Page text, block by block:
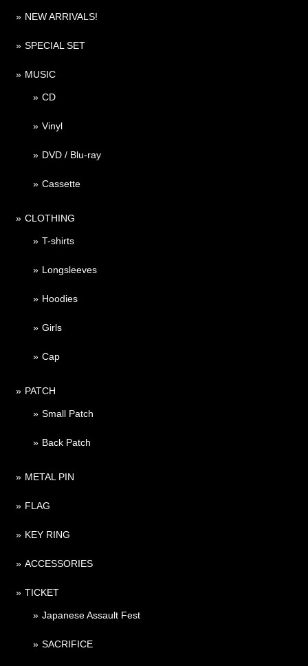
NEW ARRIVALS!
SPECIAL SET
MUSIC
CD
Vinyl
DVD / Blu-ray
Cassette
CLOTHING
T-shirts
Longsleeves
Hoodies
Girls
Cap
PATCH
Small Patch
Back Patch
METAL PIN
FLAG
KEY RING
ACCESSORIES
TICKET
Japanese Assault Fest
SACRIFICE